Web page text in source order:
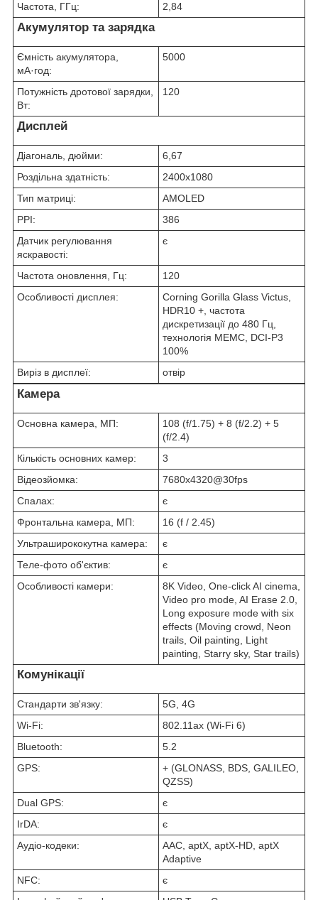
Частота, ГГц:
2,84
Акумулятор та зарядка
Ємність акумулятора,
мА·год:
5000
Потужність дротової зарядки,
Вт:
120
Дисплей
Діагональ, дюйми:
6,67
Роздільна здатність:
2400x1080
Тип матриці:
AMOLED
PPI:
386
Датчик регулювання
яскравості:
є
Частота оновлення, Гц:
120
Особливості дисплея:
Corning Gorilla Glass Victus,
HDR10 +, частота
дискретизації до 480 Гц,
технологія MEMC, DCI-P3
100%
Виріз в дисплеї:
отвір
Камера
Основна камера, МП:
108 (f/1.75) + 8 (f/2.2) + 5
(f/2.4)
Кількість основних камер:
3
Відеозйомка:
7680x4320@30fps
Спалах:
є
Фронтальна камера, МП:
16 (f / 2.45)
Ультраширококутна камера:
є
Теле-фото об'єктив:
є
Особливості камери:
8K Video, One-click AI cinema,
Video pro mode, AI Erase 2.0,
Long exposure mode with six
effects (Moving crowd, Neon
trails, Oil painting, Light
painting, Starry sky, Star trails)
Комунікації
Стандарти зв'язку:
5G, 4G
Wi-Fi:
802.11ax (Wi-Fi 6)
Bluetooth:
5.2
GPS:
+ (GLONASS, BDS, GALILEO,
QZSS)
Dual GPS:
є
IrDA:
є
Аудіо-кодеки:
AAC, aptX, aptX-HD, aptX
Adaptive
NFC:
є